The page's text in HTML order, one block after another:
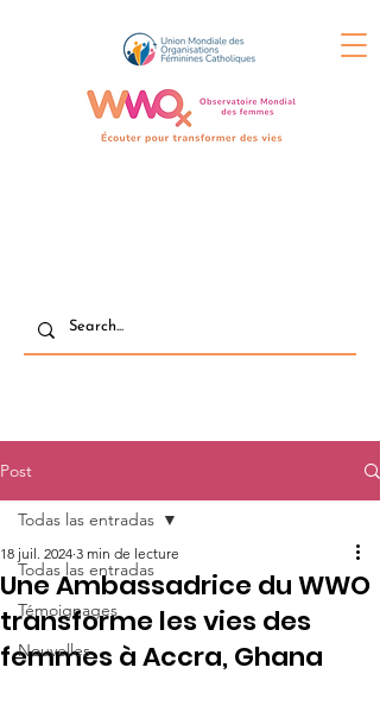
Post
Todas las entradas
Témoignages
Nouvelles
Todas las entradas
Une Ambassadrice du WWO
transforme les vies des
femmes à Accra, Ghana
18 juil. 2024 3 min de lecture